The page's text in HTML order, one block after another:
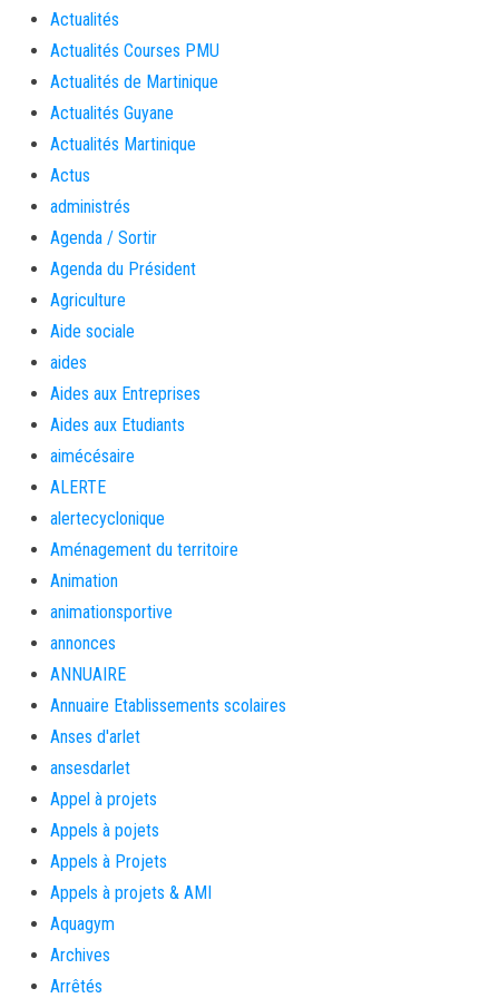
Actualités
Actualités Courses PMU
Actualités de Martinique
Actualités Guyane
Actualités Martinique
Actus
administrés
Agenda / Sortir
Agenda du Président
Agriculture
Aide sociale
aides
Aides aux Entreprises
Aides aux Etudiants
aimécésaire
ALERTE
alertecyclonique
Aménagement du territoire
Animation
animationsportive
annonces
ANNUAIRE
Annuaire Etablissements scolaires
Anses d'arlet
ansesdarlet
Appel à projets
Appels à pojets
Appels à Projets
Appels à projets & AMI
Aquagym
Archives
Arrêtés